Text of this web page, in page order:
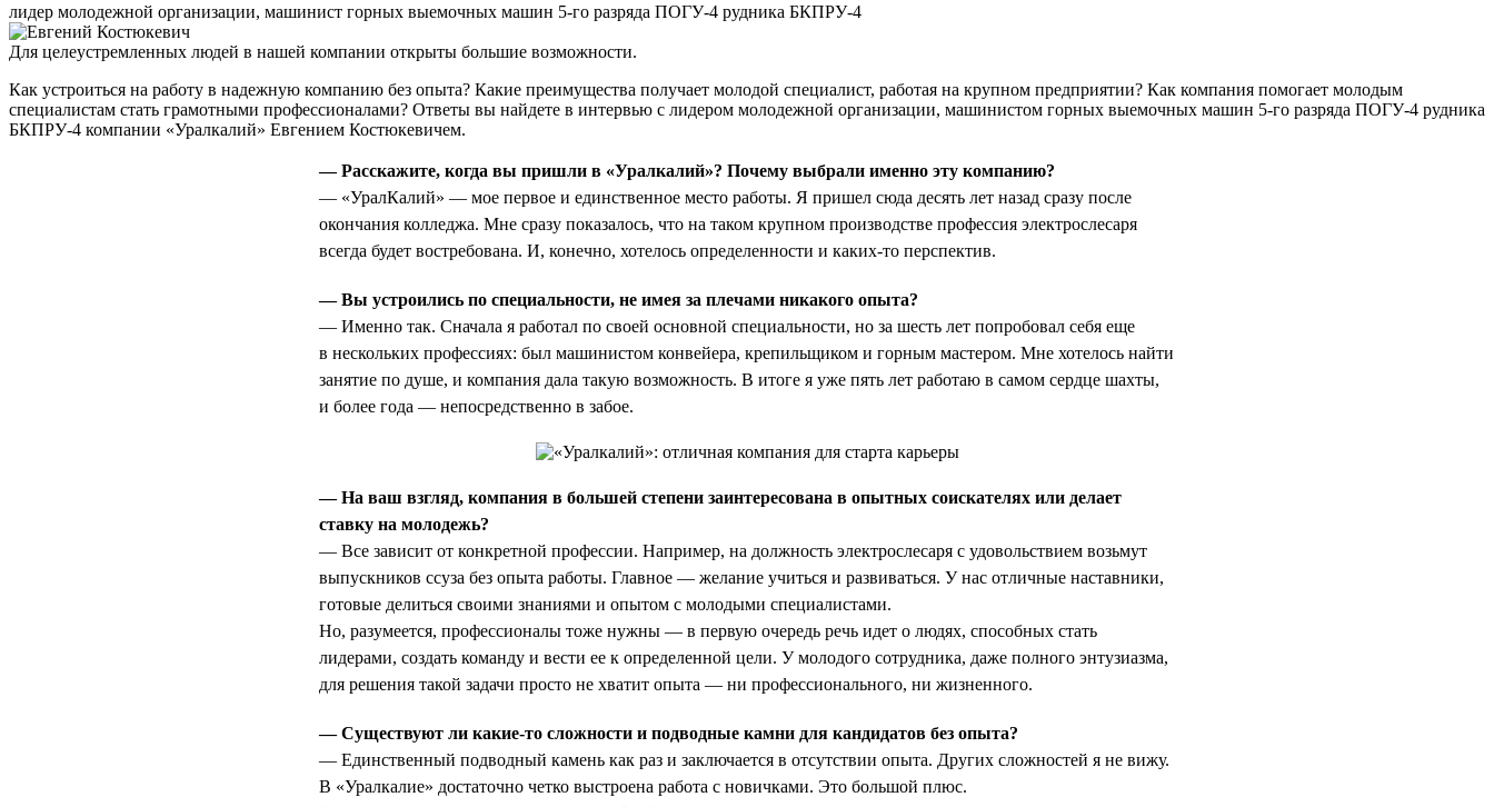
лидер молодежной организации, машинист горных выемочных машин 5-го разряда ПОГУ-4 рудника БКПРУ-4
Для целеустремленных людей в нашей компании открыты большие возможности.
Как устроиться на работу в надежную компанию без опыта? Какие преимущества получает молодой специалист, работая на крупном предприятии? Как компания помогает молодым
специалистам стать грамотными профессионалами? Ответы вы найдете в интервью с лидером молодежной организации, машинистом горных выемочных машин 5-го разряда ПОГУ-4 рудника
БКПРУ-4 компании «Уралкалий» Евгением Костюкевичем.
— Расскажите, когда вы пришли в «Уралкалий»? Почему выбрали именно эту компанию?
— «УралКалий» — мое первое и единственное место работы. Я пришел сюда десять лет назад сразу после
окончания колледжа. Мне сразу показалось, что на таком крупном производстве профессия электрослесаря
всегда будет востребована. И, конечно, хотелось определенности и каких-то перспектив.
— Вы устроились по специальности, не имея за плечами никакого опыта?
— Именно так. Сначала я работал по своей основной специальности, но за шесть лет попробовал себя еще
в нескольких профессиях: был машинистом конвейера, крепильщиком и горным мастером. Мне хотелось найти
занятие по душе, и компания дала такую возможность. В итоге я уже пять лет работаю в самом сердце шахты,
и более года — непосредственно в забое.
— На ваш взгляд, компания в большей степени заинтересована в опытных соискателях или делает
ставку на молодежь?
— Все зависит от конкретной профессии. Например, на должность электрослесаря с удовольствием возьмут
выпускников ссуза без опыта работы. Главное — желание учиться и развиваться. У нас отличные наставники,
готовые делиться своими знаниями и опытом с молодыми специалистами.
Но, разумеется, профессионалы тоже нужны — в первую очередь речь идет о людях, способных стать
лидерами, создать команду и вести ее к определенной цели. У молодого сотрудника, даже полного энтузиазма,
для решения такой задачи просто не хватит опыта — ни профессионального, ни жизненного.
— Существуют ли какие-то сложности и подводные камни для кандидатов без опыта?
— Единственный подводный камень как раз и заключается в отсутствии опыта. Других сложностей я не вижу.
В «Уралкалие» достаточно четко выстроена работа с новичками. Это большой плюс.